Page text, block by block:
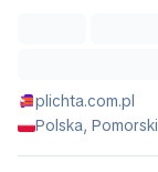
plichta.com.pl
Polska,